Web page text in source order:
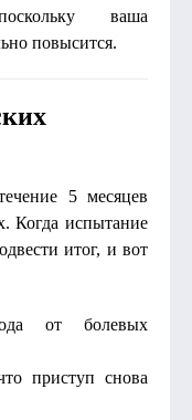
ваша
повысится.
5 месяцев
Когда испытание
итог, и вот
от болевых
приступ снова